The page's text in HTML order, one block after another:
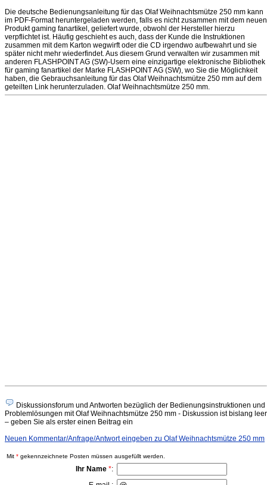
Die deutsche Bedienungsanleitung für das Olaf Weihnachtsmütze 250 mm kann
im PDF-Format heruntergeladen werden, falls es nicht zusammen mit dem neuen
Produkt gaming fanartikel, geliefert wurde, obwohl der Hersteller hierzu
verpflichtet ist. Häufig geschieht es auch, dass der Kunde die Instruktionen
zusammen mit dem Karton wegwirft oder die CD irgendwo aufbewahrt und sie
später nicht mehr wiederfindet. Aus diesem Grund verwalten wir zusammen mit
anderen FLASHPOINT AG (SW)-Usern eine einzigartige elektronische Bibliothek
für gaming fanartikel der Marke FLASHPOINT AG (SW), wo Sie die Möglichkeit
haben, die Gebrauchsanleitung für das Olaf Weihnachtsmütze 250 mm auf dem
geteilten Link herunterzuladen. Olaf Weihnachtsmütze 250 mm.
Diskussionsforum und Antworten bezüglich der Bedienungsinstruktionen und
Problemlösungen mit Olaf Weihnachtsmütze 250 mm - Diskussion ist bislang leer
– geben Sie als erster einen Beitrag ein
Neuen Kommentar/Anfrage/Antwort eingeben zu Olaf Weihnachtsmütze 250 mm
Mit * gekennzeichnete Posten müssen ausgefüllt werden.
Ihr Name *: